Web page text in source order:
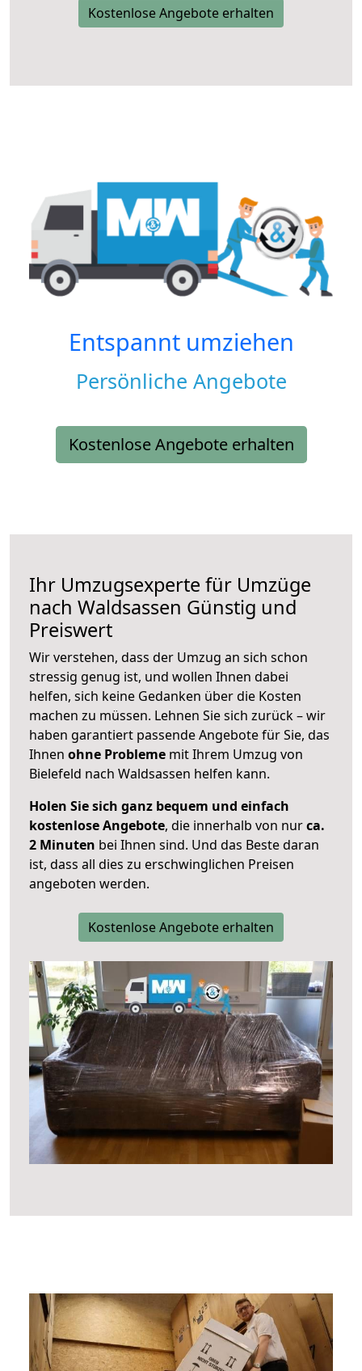
Kostenlose Angebote erhalten
Entspannt umziehen
Persönliche Angebote
Kostenlose Angebote erhalten
Ihr Umzugsexperte für Umzüge
nach Waldsassen Günstig und
Preiswert
Wir verstehen, dass der Umzug an sich schon
stressig genug ist, und wollen Ihnen dabei
helfen, sich keine Gedanken über die Kosten
machen zu müssen. Lehnen Sie sich zurück – wir
haben garantiert passende Angebote für Sie, das
Ihnen ohne Probleme mit Ihrem Umzug von
Bielefeld nach Waldsassen helfen kann.
Holen Sie sich ganz bequem und einfach
kostenlose Angebote, die innerhalb von nurca.
2 Minuten bei Ihnen sind. Und das Beste daran
ist, dass all dies zu erschwinglichen Preisen
angeboten werden.
Kostenlose Angebote erhalten